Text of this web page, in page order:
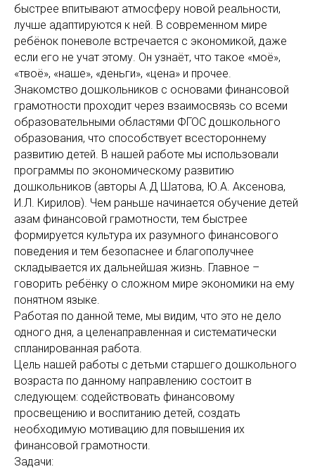
быстрее впитывают атмосферу новой реальности,
лучше адаптируются к ней. В современном мире
ребёнок поневоле встречается с экономикой, даже
если его не учат этому. Он узнаёт, что такое «моё»,
«твоё», «наше», «деньги», «цена» и прочее.
Знакомство дошкольников с основами финансовой
грамотности проходит через взаимосвязь со всеми
образовательными областями ФГОС дошкольного
образования, что способствует всестороннему
развитию детей. В нашей работе мы использовали
программы по экономическому развитию
дошкольников (авторы А.Д Шатова, Ю.А. Аксенова,
И.Л. Кирилов). Чем раньше начинается обучение детей
азам финансовой грамотности, тем быстрее
формируется культура их разумного финансового
поведения и тем безопаснее и благополучнее
складывается их дальнейшая жизнь. Главное –
говорить ребёнку о сложном мире экономики на ему
понятном языке.
Работая по данной теме, мы видим, что это не дело
одного дня, а целенаправленная и систематически
спланированная работа.
Цель нашей работы с детьми старшего дошкольного
возраста по данному направлению состоит в
следующем: содействовать финансовому
просвещению и воспитанию детей, создать
необходимую мотивацию для повышения их
финансовой грамотности.
Задачи: